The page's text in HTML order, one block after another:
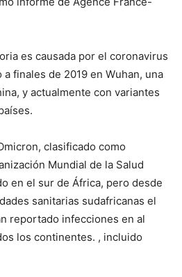
es causada por el coronavirus
a finales de 2019 en Wuhan, una
y actualmente con variantes
clasificado como
Mundial de la Salud
en el sur de África, pero desde
sanitarias sudafricanas el
reportado infecciones en al
los continentes. , incluido